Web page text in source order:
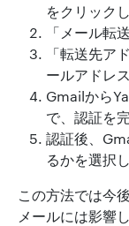
をクリックし
「メール転
「転送先ア
ールアドレ
Gmailから
で、認証を
認証後、
るかを選択し
この方法では今
メールには影響